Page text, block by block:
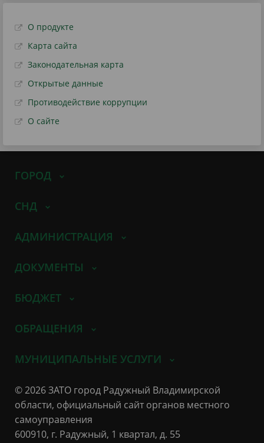
О продукте
Карта сайта
Законодательная карта
Открытые данные
Противодействие коррупции
О сайте
ГОРОД
СНД
АДМИНИСТРАЦИЯ
ДОКУМЕНТЫ
БЮДЖЕТ
ОБРАЩЕНИЯ
МУНИЦИПАЛЬНЫЕ УСЛУГИ
© 2026 ЗАТО город Радужный Владимирской
области, официальный сайт органов местного
самоуправления
600910, г. Радужный, 1 квартал, д. 55